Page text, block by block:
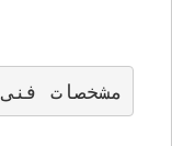
مشخصات فنی